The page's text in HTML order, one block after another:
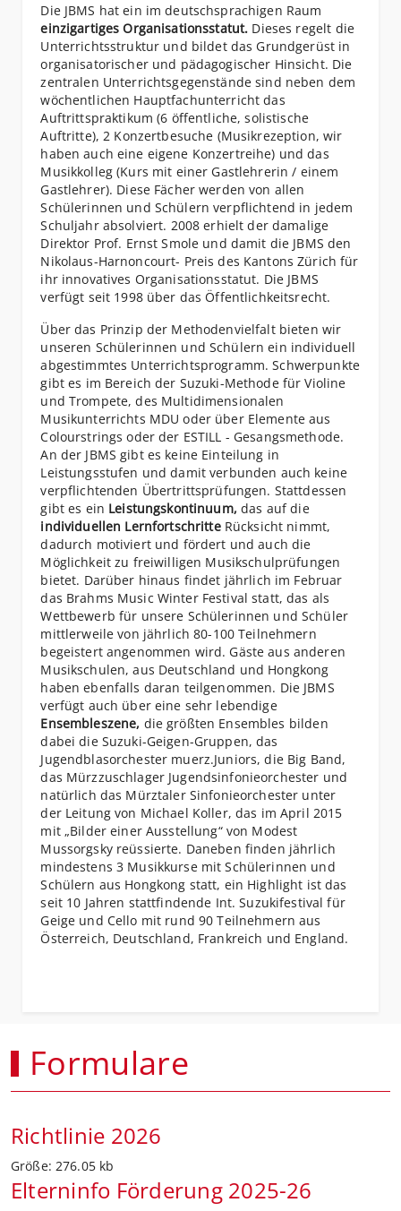
Die JBMS hat ein im deutschsprachigen Raum
einzigartiges Organisationsstatut. Dieses regelt die
Unterrichtsstruktur und bildet das Grundgerüst in
organisatorischer und pädagogischer Hinsicht. Die
zentralen Unterrichtsgegenstände sind neben dem
wöchentlichen Hauptfachunterricht das
Auftrittspraktikum (6 öffentliche, solistische
Auftritte), 2 Konzertbesuche (Musikrezeption, wir
haben auch eine eigene Konzertreihe) und das
Musikkolleg (Kurs mit einer Gastlehrerin / einem
Gastlehrer). Diese Fächer werden von allen
Schülerinnen und Schülern verpflichtend in jedem
Schuljahr absolviert. 2008 erhielt der damalige
Direktor Prof. Ernst Smole und damit die JBMS den
Nikolaus-Harnoncourt- Preis des Kantons Zürich für
ihr innovatives Organisationsstatut. Die JBMS
verfügt seit 1998 über das Öffentlichkeitsrecht.
Über das Prinzip der Methodenvielfalt bieten wir
unseren Schülerinnen und Schülern ein individuell
abgestimmtes Unterrichtsprogramm. Schwerpunkte
gibt es im Bereich der Suzuki-Methode für Violine
und Trompete, des Multidimensionalen
Musikunterrichts MDU oder über Elemente aus
Colourstrings oder der ESTILL - Gesangsmethode.
An der JBMS gibt es keine Einteilung in
Leistungsstufen und damit verbunden auch keine
verpflichtenden Übertrittsprüfungen. Stattdessen
gibt es ein Leistungskontinuum, das auf die
individuellen LernfortschritteRücksicht nimmt,
dadurch motiviert und fördert und auch die
Möglichkeit zu freiwilligen Musikschulprüfungen
bietet. Darüber hinaus findet jährlich im Februar
das Brahms Music Winter Festival statt, das als
Wettbewerb für unsere Schülerinnen und Schüler
mittlerweile von jährlich 80-100 Teilnehmern
begeistert angenommen wird. Gäste aus anderen
Musikschulen, aus Deutschland und Hongkong
haben ebenfalls daran teilgenommen. Die JBMS
verfügt auch über eine sehr lebendige
Ensembleszene, die größten Ensembles bilden
dabei die Suzuki-Geigen-Gruppen, das
Jugendblasorchester muerz.Juniors, die Big Band,
das Mürzzuschlager Jugendsinfonieorchester und
natürlich das Mürztaler Sinfonieorchester unter
der Leitung von Michael Koller, das im April 2015
mit „Bilder einer Ausstellung“ von Modest
Mussorgsky reüssierte. Daneben finden jährlich
mindestens 3 Musikkurse mit Schülerinnen und
Schülern aus Hongkong statt, ein Highlight ist das
seit 10 Jahren stattfindende Int. Suzukifestival für
Geige und Cello mit rund 90 Teilnehmern aus
Österreich, Deutschland, Frankreich und England.
Formulare
Richtlinie 2026
Größe:276.05 kb
Elterninfo Förderung 2025-26